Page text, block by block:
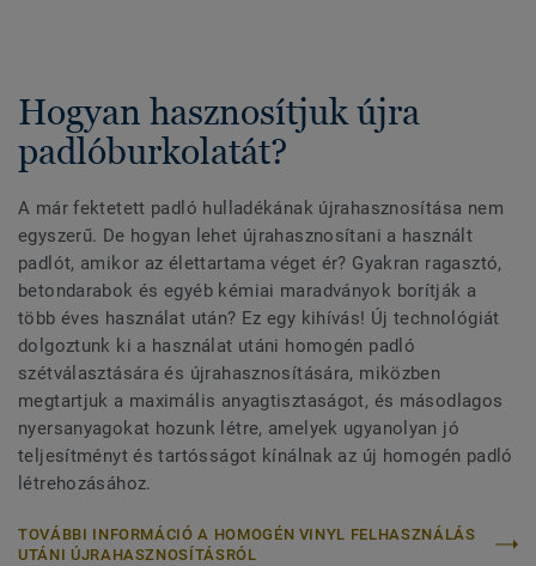
Hogyan hasznosítjuk újra
padlóburkolatát?
A már fektetett padló hulladékának újrahasznosítása nem
egyszerű. De hogyan lehet újrahasznosítani a használt
padlót, amikor az élettartama véget ér? Gyakran ragasztó,
betondarabok és egyéb kémiai maradványok borítják a
több éves használat után? Ez egy kihívás! Új technológiát
dolgoztunk ki a használat utáni homogén padló
szétválasztására és újrahasznosítására, miközben
megtartjuk a maximális anyagtisztaságot, és másodlagos
nyersanyagokat hozunk létre, amelyek ugyanolyan jó
teljesítményt és tartósságot kínálnak az új homogén padló
létrehozásához.
TOVÁBBI INFORMÁCIÓ A HOMOGÉN VINYL FELHASZNÁLÁS
UTÁNI ÚJRAHASZNOSÍTÁSRÓL